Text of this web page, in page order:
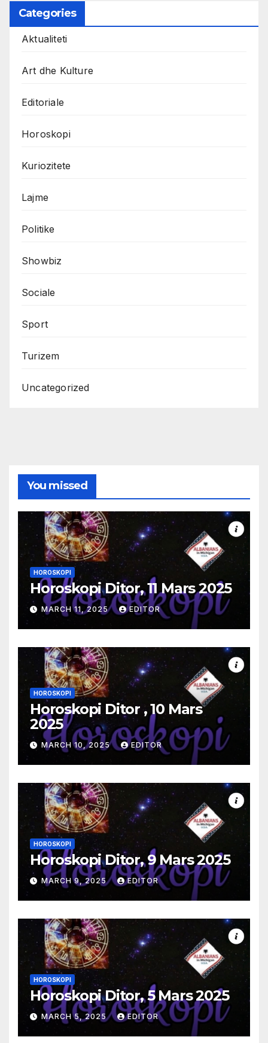
Categories
Aktualiteti
Art dhe Kulture
Editoriale
Horoskopi
Kuriozitete
Lajme
Politike
Showbiz
Sociale
Sport
Turizem
Uncategorized
You missed
HOROSKOPI
Horoskopi Ditor, 11 Mars 2025
MARCH 11, 2025 EDITOR
HOROSKOPI
Horoskopi Ditor , 10 Mars
2025
MARCH 10, 2025 EDITOR
HOROSKOPI
Horoskopi Ditor, 9 Mars 2025
MARCH 9, 2025 EDITOR
HOROSKOPI
Horoskopi Ditor, 5 Mars 2025
MARCH 5, 2025 EDITOR